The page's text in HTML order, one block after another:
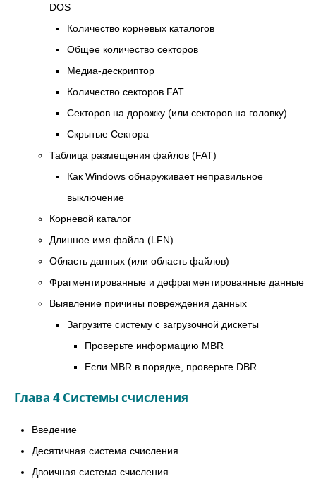
DOS
Количество корневых каталогов
Общее количество секторов
Медиа-дескриптор
Количество секторов FAT
Секторов на дорожку (или секторов на головку)
Скрытые Сектора
Таблица размещения файлов (FAT)
Как Windows обнаруживает неправильное
выключение
Корневой каталог
Длинное имя файла (LFN)
Область данных (или область файлов)
Фрагментированные и дефрагментированные данные
Выявление причины повреждения данных
Загрузите систему с загрузочной дискеты
Проверьте информацию MBR
Если MBR в порядке, проверьте DBR
Глава 4 Системы счисления
Введение
Десятичная система счисления
Двоичная система счисления